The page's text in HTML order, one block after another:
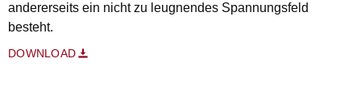
andererseits ein nicht zu leugnendes Spannungsfeld
besteht.
DOWNLOAD